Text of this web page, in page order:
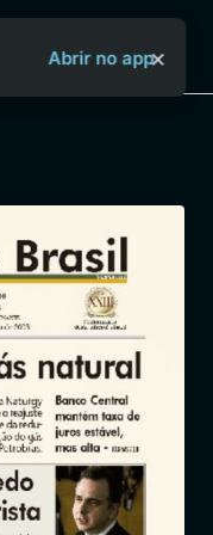
Bancah
Início
Abrir no app×